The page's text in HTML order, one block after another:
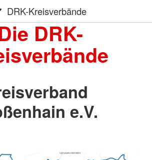
DRK-Kreisverbände
DRK-
e.V.